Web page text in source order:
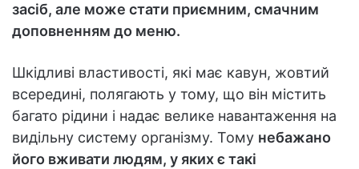
засіб, але може стати приємним, смачним
доповненням до меню.
Шкідливі властивості, які має кавун, жовтий
всередині, полягають у тому, що він містить
багато рідини і надає велике навантаження на
видільну систему організму. Тому небажано
його вживати людям, у яких є такі